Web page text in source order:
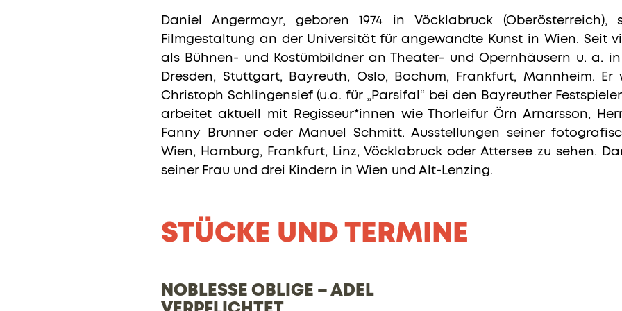
Daniel Angermayr, geboren 1974 in Vöcklabruck (Oberösterreich),
Filmgestaltung an der Universität für angewandte Kunst in Wien. Seit
als Bühnen- und Kostümbildner an Theater- und Opernhäusern u. a.
Dresden, Stuttgart, Bayreuth, Oslo, Bochum, Frankfurt, Mannheim.
Christoph Schlingensief (u.a. für „Parsifal“ bei den Bayreuther
arbeitet aktuell mit Regisseur*innen wie Thorleifur Örn Arnarsson,
Fanny Brunner oder Manuel Schmitt. Ausstellungen seiner
Wien, Hamburg, Frankfurt, Linz, Vöcklabruck oder Attersee zu sehen.
seiner Frau und drei Kindern in Wien und Alt-Lenzing.
STÜCKE UND TERMINE
NOBLESSE OBLIGE – ADEL